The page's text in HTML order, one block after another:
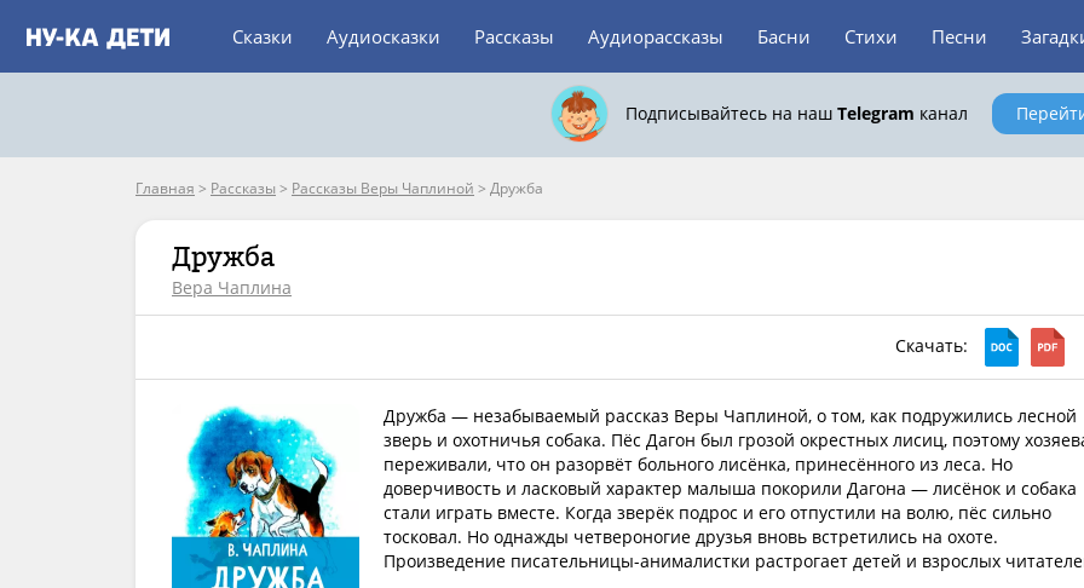
Сказки Аудиосказки Рассказы Аудиорассказы Басни Стихи Песни
Подписывайтесь на наш Telegram канал
Главная > Рассказы > Рассказы Веры Чаплиной > Дружба
Дружба
Вера Чаплина
Скачать:
Дружба — незабываемый рассказ Веры Чаплиной, о том, как подружились лесной
зверь и охотничья собака. Пёс Дагон был грозой окрестных лисиц, поэтому
переживали, что он разорвёт больного лисёнка, принесённого из леса. Но
доверчивость и ласковый характер малыша покорили Дагона — лисёнок и собака
стали играть вместе. Когда зверёк подрос и его отпустили на волю, пёс сильно
тосковал. Но однажды четвероногие друзья вновь встретились на охоте.
Произведение писательницы-анималистки растрогает детей и взрослых